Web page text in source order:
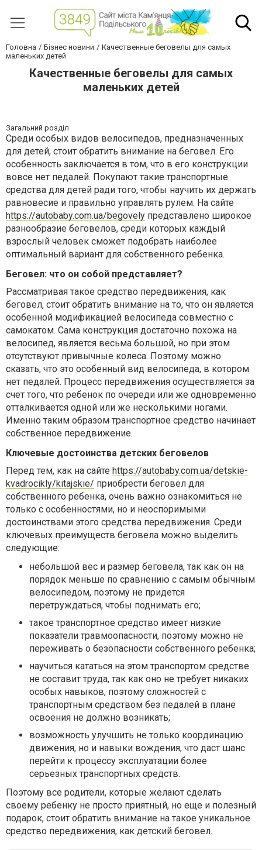
Головна Бізнес новини
Качественные беговелы для самых
маленьких детей
Качественные беговелы для самых
маленьких детей
Загальний розділ
Среди особых видов велосипедов, предназначенных
для детей, стоит обратить внимание на беговел. Его
особенность заключается в том, что в его конструкции
вовсе нет педалей. Покупают такие транспортные
средства для детей ради того, чтобы научить их держать
равновесие и правильно управлять рулем. На сайте
https://autobaby.com.ua/begovely представлено широкое
разнообразие беговелов, среди которых каждый
взрослый человек сможет подобрать наиболее
оптимальный вариант для собственного ребенка.
Беговел: что он собой представляет?
Рассматривая такое средство передвижения, как
беговел, стоит обратить внимание на то, что он является
особенной модификацией велосипеда совместно с
самокатом. Сама конструкция достаточно похожа на
велосипед, является весьма большой, но при этом
отсутствуют привычные колеса. Поэтому можно
сказать, что это особенный вид велосипеда, в котором
нет педалей. Процесс передвижения осуществляется за
счет того, что ребенок по очереди или же одновременно
отталкивается одной или же несколькими ногами.
Именно таким образом транспортное средство начинает
собственное передвижение.
Ключевые достоинства детских беговелов
Перед тем, как на сайте https://autobaby.com.ua/detskie-
kvadrocikly/kitajskie/ приобрести беговел для
собственного ребенка, очень важно ознакомиться не
только с особенностями, но и неоспоримыми
достоинствами этого средства передвижения. Среди
ключевых преимуществ беговела можно выделить
следующие:
небольшой вес и размер беговела, так как он на
порядок меньше по сравнению с самым обычным
велосипедом, поэтому не придется
перетруждаться, чтобы поднимать его;
такое транспортное средство имеет низкие
показатели травмоопасности, поэтому можно не
переживать о безопасности собственного ребенка;
научиться кататься на этом транспортом средстве
не составит труда, так как оно не требует никаких
особых навыков, поэтому сложностей с
транспортным средством без педалей в плане
освоения не должно возникать;
возможность улучшить не только координацию
движения, но и навыки вождения, что даст шанс
перейти к процессу эксплуатации более
серьезных транспортных средств.
Поэтому все родители, которые желают сделать
своему ребенку не просто приятный, но еще и полезный
подарок, стоит обратить внимание на такое уникальное
средство передвижения, как детский беговел.